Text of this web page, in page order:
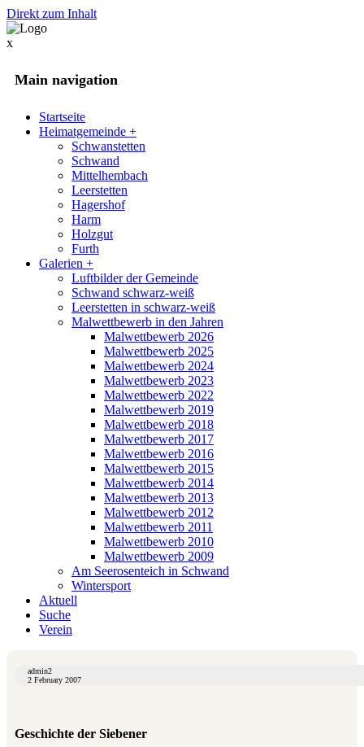
Direkt zum Inhalt
x
Main navigation
Startseite
Heimatgemeinde +
Schwanstetten
Schwand
Mittelhembach
Leerstetten
Hagershof
Harm
Holzgut
Furth
Galerien +
Luftbilder der Gemeinde
Schwand schwarz-weiß
Leerstetten in schwarz-weiß
Malwettbewerb in den Jahren
Malwettbewerb 2026
Malwettbewerb 2025
Malwettbewerb 2024
Malwettbewerb 2023
Malwettbewerb 2022
Malwettbewerb 2019
Malwettbewerb 2018
Malwettbewerb 2017
Malwettbewerb 2016
Malwettbewerb 2015
Malwettbewerb 2014
Malwettbewerb 2013
Malwettbewerb 2012
Malwettbewerb 2011
Malwettbewerb 2010
Malwettbewerb 2009
Am Seerosenteich in Schwand
Wintersport
Aktuell
Suche
Verein
admin2
2 February 2007
Geschichte der Siebener